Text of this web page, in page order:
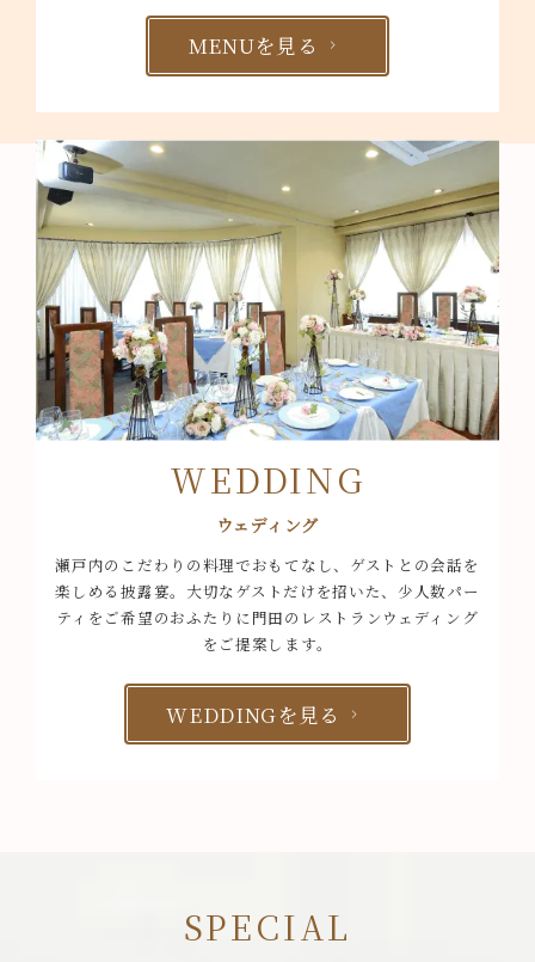
MENUを見る
WEDDING
ウェディング
瀬戸内のこだわりの料理でおもてなし、ゲストとの会話を
楽しめる披露宴。 大切なゲストだけを招いた、少人数パー
ティをご希望のおふたりに門田のレストランウェディング
をご提案します。
WEDDINGを見る
SPECIAL